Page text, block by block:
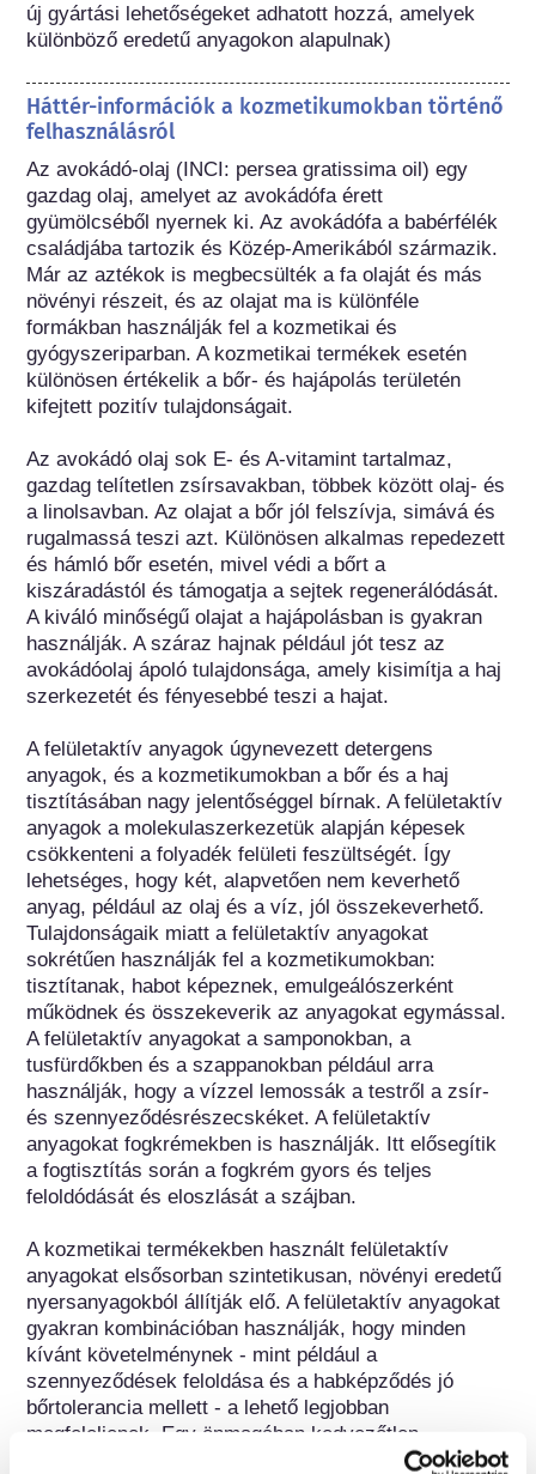
új gyártási lehetőségeket adhatott hozzá, amelyek
különböző eredetű anyagokon alapulnak)
Háttér-információk a kozmetikumokban történő
felhasználásról
Az avokádó-olaj (INCI: persea gratissima oil) egy
gazdag olaj, amelyet az avokádófa érett
gyümölcséből nyernek ki. Az avokádófa a babérfélék
családjába tartozik és Közép-Amerikából származik.
Már az aztékok is megbecsülték a fa olaját és más
növényi részeit, és az olajat ma is különféle
formákban használják fel a kozmetikai és
gyógyszeriparban. A kozmetikai termékek esetén
különösen értékelik a bőr- és hajápolás területén
kifejtett pozitív tulajdonságait.
Az avokádó olaj sok E- és A-vitamint tartalmaz,
gazdag telítetlen zsírsavakban, többek között olaj- és
a linolsavban. Az olajat a bőr jól felszívja, simává és
rugalmassá teszi azt. Különösen alkalmas repedezett
és hámló bőr esetén, mivel védi a bőrt a
kiszáradástól és támogatja a sejtek regenerálódását.
A kiváló minőségű olajat a hajápolásban is gyakran
használják. A száraz hajnak például jót tesz az
avokádóolaj ápoló tulajdonsága, amely kisimítja a haj
szerkezetét és fényesebbé teszi a hajat.
A felületaktív anyagok úgynevezett detergens
anyagok, és a kozmetikumokban a bőr és a haj
tisztításában nagy jelentőséggel bírnak. A felületaktív
anyagok a molekulaszerkezetük alapján képesek
csökkenteni a folyadék felületi feszültségét. Így
lehetséges, hogy két, alapvetően nem keverhető
anyag, például az olaj és a víz, jól összekeverhető.
Tulajdonságaik miatt a felületaktív anyagokat
sokrétűen használják fel a kozmetikumokban:
tisztítanak, habot képeznek, emulgeálószerként
működnek és összekeverik az anyagokat egymással.
A felületaktív anyagokat a samponokban, a
tusfürdőkben és a szappanokban például arra
használják, hogy a vízzel lemossák a testről a zsír-
és szennyeződésrészecskéket. A felületaktív
anyagokat fogkrémekben is használják. Itt elősegítik
a fogtisztítás során a fogkrém gyors és teljes
feloldódását és eloszlását a szájban.
A kozmetikai termékekben használt felületaktív
anyagokat elsősorban szintetikusan, növényi eredetű
nyersanyagokból állítják elő. A felületaktív anyagokat
gyakran kombinációban használják, hogy minden
kívánt követelménynek - mint például a
szennyeződések feloldása és a habképződés jó
bőrtolerancia mellett - a lehető legjobban
megfeleljenek. Egy önmagában kedvezőtlen
bőrtoleranciájú, de nagyon jó szennyeződéseltávolító